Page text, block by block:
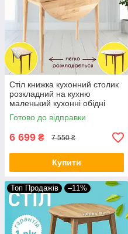
Стіл книжка кухонний столик
розкладний на кухню
маленький кухонні обідні
столи для кухні Лілія
Готово до відправки
6 699 ₴ 7 550 ₴
Купити
Топ Продажів –11%